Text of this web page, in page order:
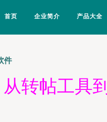
首页 企业简介 产品大全
件
转帖工具